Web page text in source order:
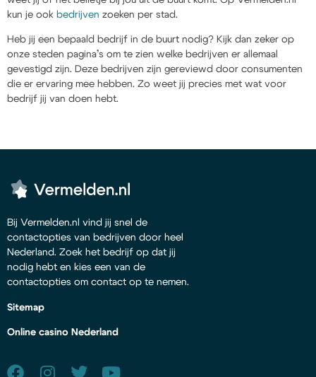
kun je ook bedrijven zoeken per stad.
Heb jij een bepaald bedrijf in de buurt nodig? Kijk dan zeker op
onze steden pagina’s om te zien welke bedrijven er allemaal
gevestigd zijn. Deze bedrijven zijn gereviewd door consumenten
die er ervaring mee hebben. Zo weet jij precies met wat voor
bedrijf jij van doen hebt.
Bij Vermelden.nl vind jij snel de
contactopties van bedrijven door heel
Nederland. Zoek het bedrijf op dat jij
nodig hebt en kies een van de
contactopties om contact op te nemen.
Sitemap
Online casino Nederland